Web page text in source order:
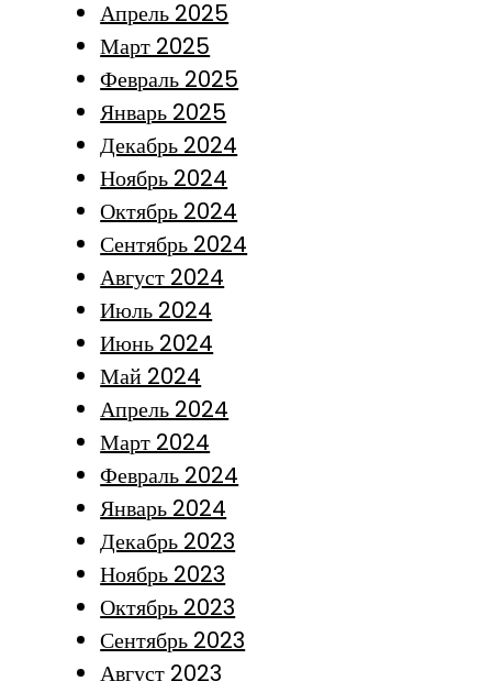
Апрель 2025
Март 2025
Февраль 2025
Январь 2025
Декабрь 2024
Ноябрь 2024
Октябрь 2024
Сентябрь 2024
Август 2024
Июль 2024
Июнь 2024
Май 2024
Апрель 2024
Март 2024
Февраль 2024
Январь 2024
Декабрь 2023
Ноябрь 2023
Октябрь 2023
Сентябрь 2023
Август 2023